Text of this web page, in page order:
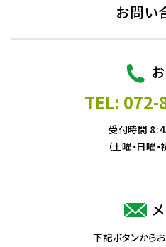
お問い
TEL:
受付時間
（土曜・日曜
下記ボタンからお